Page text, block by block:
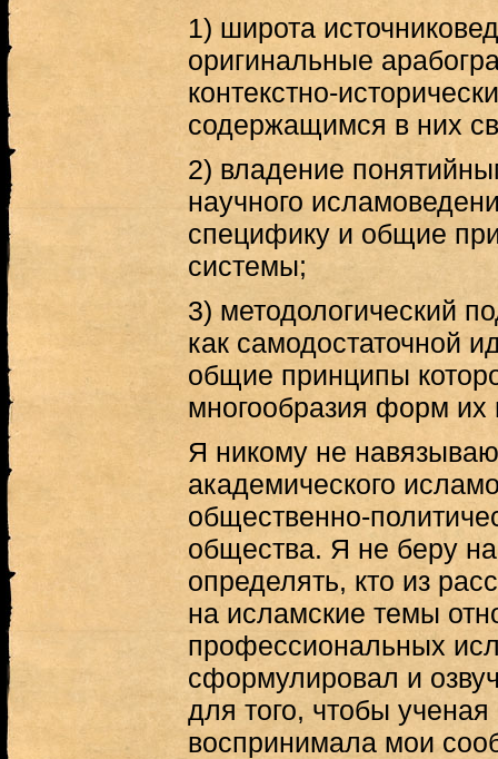
1) широта
оригинальные
контекстно-
содержащимся в них
2) владение
научного
специфику и общие
системы;
3) методологический
как самодостаточной
общие принципы
многообразия форм их
Я никому не
академического
общественно-
общества. Я не беру
определять, кто из
на исламские темы
профессиональных
сформулировал и
для того, чтобы
воспринимала мои